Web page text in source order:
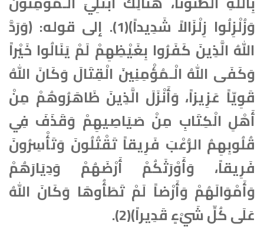
وَزُلْزِلُوا زِلْزَالاً شَدِيداً﴾(1). إلى قوله: ﴿وَرَدَّ
اللهُ الَّذِينَ كَفَرُوا بِغَيْظِهِمْ لَمْ يَنَالُوا خَيْراً
وَكَفَى اللهُ الْـمُؤْمِنِينَ الْقِتَالَ وَكَانَ اللهُ
قَوِيّاً عَزِيزاً، وَأَنْزَلَ الَّذِينَ ظَاهَرُوهُمْ مِنْ
أَهْلِ الْكِتَابِ مِنْ صَيَاصِيهِمْ وَقَذَفَ فِي
قُلُوبِهِمُ الرُّعْبَ فَرِيقاً تَقْتُلُونَ وَتَأْسِرُونَ
فَرِيقاً، وَأَوْرَثَكُمْ أَرْضَهُمْ وَدِيَارَهُمْ
وَأَمْوَالَهُمْ وَأَرْضاً لَمْ تَطَأُوهَا وَكَانَ اللهُ
عَلَى كُلِّ شَيْءٍ قَدِيراً﴾(2).